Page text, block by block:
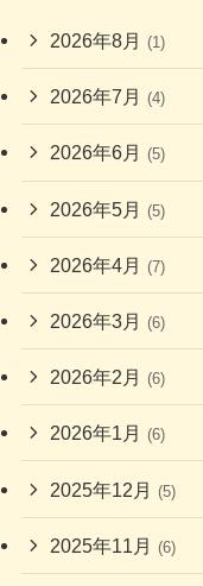
2026年8月 (1)
2026年7月 (4)
2026年6月 (5)
2026年5月 (5)
2026年4月 (7)
2026年3月 (6)
2026年2月 (6)
2026年1月 (6)
2025年12月 (5)
2025年11月 (6)